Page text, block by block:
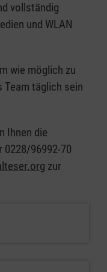
vollständig
und WLAN
wie möglich zu
täglich sein
Ihnen die
96992-70
zur